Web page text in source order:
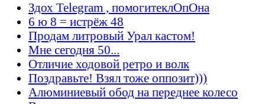
Здох Telegram , помогитеклОпОна
6 ю 8 = истрёж 48
Продам литровый Урал кастом!
Мне сегодня 50...
Отличие ходовой ретро и волк
Поздравьте! Взял тоже оппозит)))
Алюминиевый обод на переднее колесо